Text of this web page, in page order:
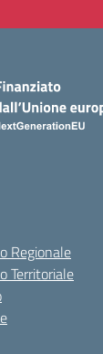
Regionale
Territoriale